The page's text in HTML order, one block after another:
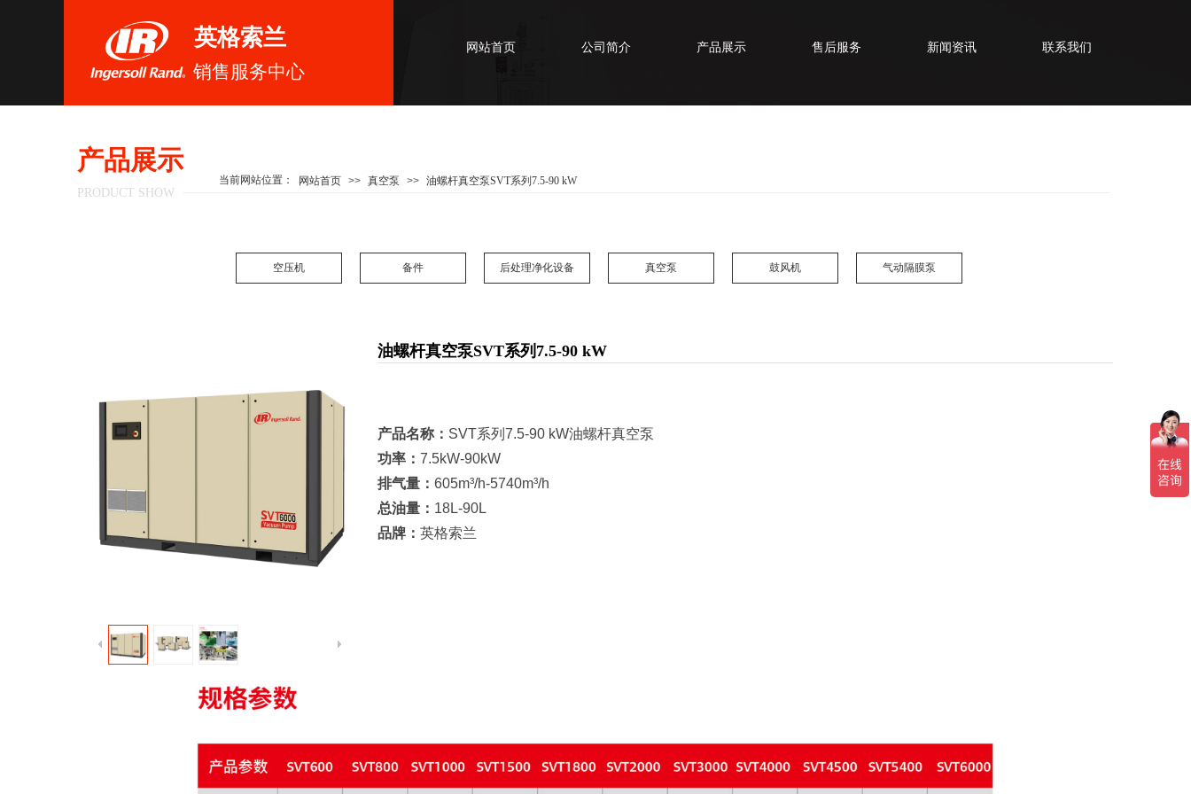
销售服务中心
英格索兰 网站首页 公司简介 产品展示 售后服务 新闻资讯 联系我们
产品展示
当前网站位置： 网站首页 >> 真空泵 >> 油螺杆真空泵SVT系列7.5-90 kW
PRODUCT SHOW
空压机 备件 后处理净化设备 真空泵 鼓风机 气动隔膜泵
油螺杆真空泵SVT系列7.5-90 kW
产品名称： SVT系列 7.5-90 kW油螺杆真空泵
功率： 7.5kW-90kW
排气量： 605m³/h-5740m³/h
总油量： 18L-90L
品牌： 英格索兰